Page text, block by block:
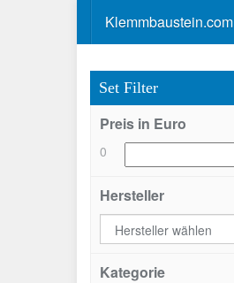
Klemmbaustein.com
Set Filter
Preis in Euro
0
Hersteller
Kategorie